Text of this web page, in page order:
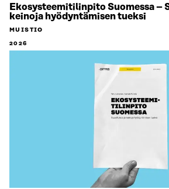
Ekosysteemitilinpito Suomessa –
keinoja hyödyntämisen tueksi
MUISTIO
2026